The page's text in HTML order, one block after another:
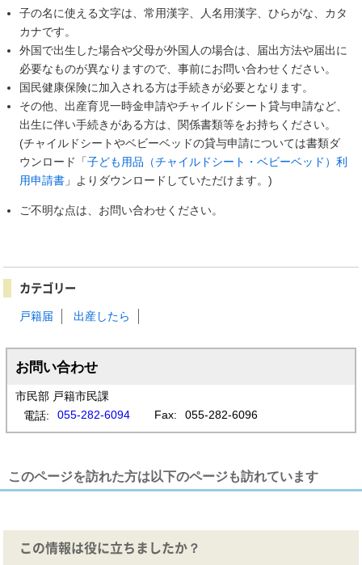
子の名に使える文字は、常用漢字、人名用漢字、ひらがな、カタ
カナです。
外国で出生した場合や父母が外国人の場合は、届出方法や届出に
必要なものが異なりますので、事前にお問い合わせください。
国民健康保険に加入される方は手続きが必要となります。
その他、出産育児一時金申請やチャイルドシート貸与申請など、
出生に伴い手続きがある方は、関係書類等をお持ちください。
(チャイルドシートやベビーベッドの貸与申請については書類ダ
ウンロード「子ども用品（チャイルドシート・ベビーベッド）利
用申請書 」よりダウンロードしていただけます。)
ご不明な点は、お問い合わせください。
カテゴリー
戸籍届 出産したら
お問い合わせ
市民部 戸籍市民課
電話:
055-282-6094 Fax: 055-282-6096
このページを訪れた方は以下のページも訪れています
この情報は役に立ちましたか？